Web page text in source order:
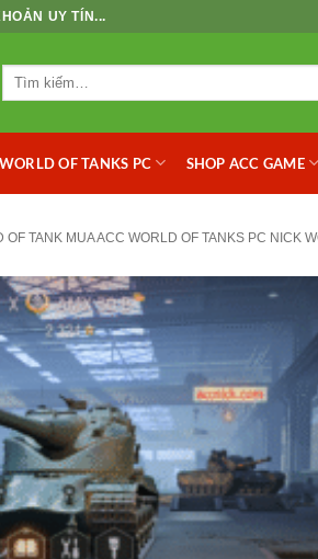
UY TÍN...
Tìm
WORLD OF TANKS PC SHOP ACC GAME
OF TANK MUA ACC WORLD OF TANKS PC NICK